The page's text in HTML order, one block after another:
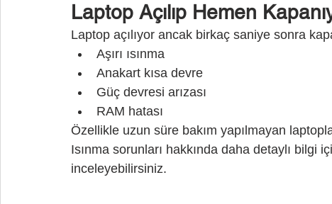
Laptop Açılıp Hemen
Laptop açılıyor ancak birkaç saniye sonra
Aşırı ısınma
Anakart kısa devre
Güç devresi arızası
RAM hatası
Özellikle uzun süre bakım yapılmayan
Isınma sorunları hakkında daha detaylı bilgi
inceleyebilirsiniz.